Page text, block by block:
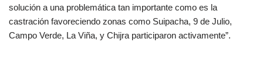
solución a una problemática tan importante como es la
castración favoreciendo zonas como Suipacha, 9 de Julio,
Campo Verde, La Viña, y Chijra participaron activamente”.